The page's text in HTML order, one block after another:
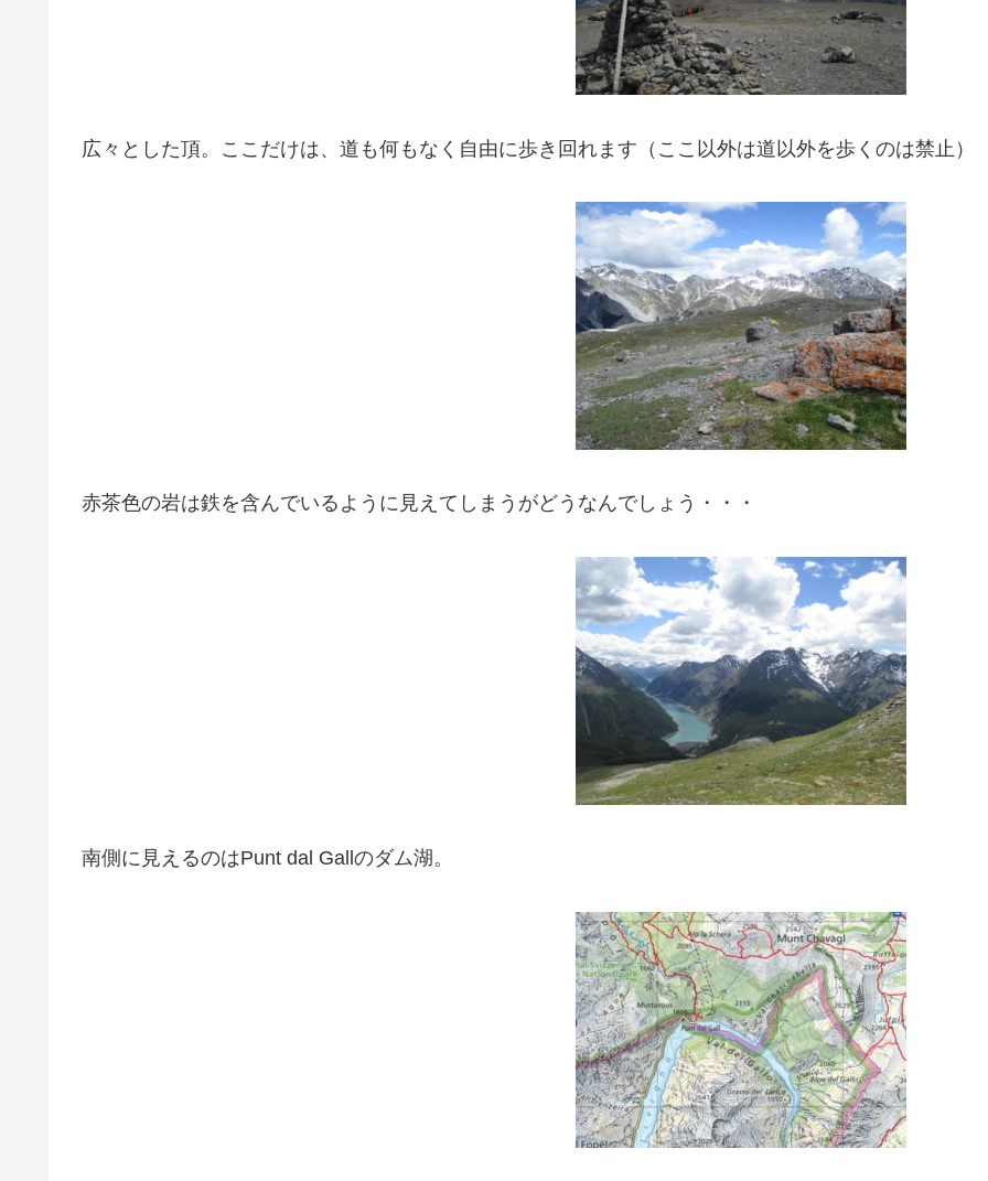
広々とした頂。ここだけは、道も何もなく自由に歩き回れます（ここ以外は道以外を歩くのは禁止）
赤茶色の岩は鉄を含んでいるように見えてしまうがどうなんでしょう・・・
南側に見えるのはPunt dal Gallのダム湖。